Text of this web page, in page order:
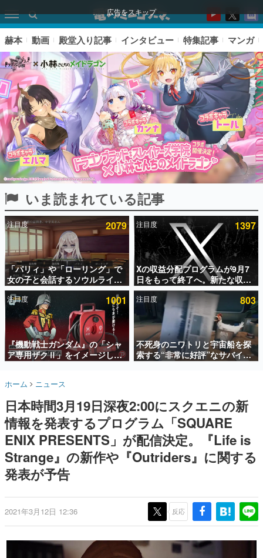
広告をスキップ
ピックアップ
電ファミのいま読まれている記事ランキング
アプリセール情報
インタビュー
連載・特集一覧
殿堂入り記事
SNS拡散数が数千以上！ ページビュー数万以上！ などな
ど。多くの人々に読まれた、電ファミ渾身の“殿堂入り”記
事をまとめました。
名作ゲームクリエイターの方々に製作時のエピソードをお
きます。
赫本
この物語を解いてはいけない。『赫本』は、〈試験問題〉
の形をした短編ホラー小説集です。
新世代に訊く
これからのデジタルゲーム市場を担う若きクリエイター達
ゲーム世代の作家たち
ゲームに多大な影響を受けた作家さんに取材し、ゲームが
画です。
赫本 動画 殿堂入り記事 インタビュー 特集記事 マンガ
いま読まれている記事
注目度 2079
「パリィ」や「ローリング」で
女の子と会話するソウルライク
恋愛ゲーム『小早川さんはソウ
ルライク』無料公開。返事に失
敗すると「YOU DIED」
注目度 1397
Xの収益分配プログラムが9月7
日をもって終了へ。新たな収益
化制度「Original Content
Rewards Program」を発表
注目度 1001
『機動戦士ガンダム』の「シャ
ア専用ザクⅡ」をイメージした
散水ホースリールが予約開始。
ークやジオン公国軍のエンブレ
注目度 803
不死身のニワトリと宇宙船を探
索する“非常に好評”なサバイバ
ルゲーム『Breathedge』が無
ホーム ニュース
日本時間3月19日深夜2:00にスクエニの新
情報を発表するプログラム「SQUARE
ENIX PRESENTS」が配信決定。『Life is
Strange』の新作や『Outriders』に関する
発表が予告
2021年3月12日 12:36 反応